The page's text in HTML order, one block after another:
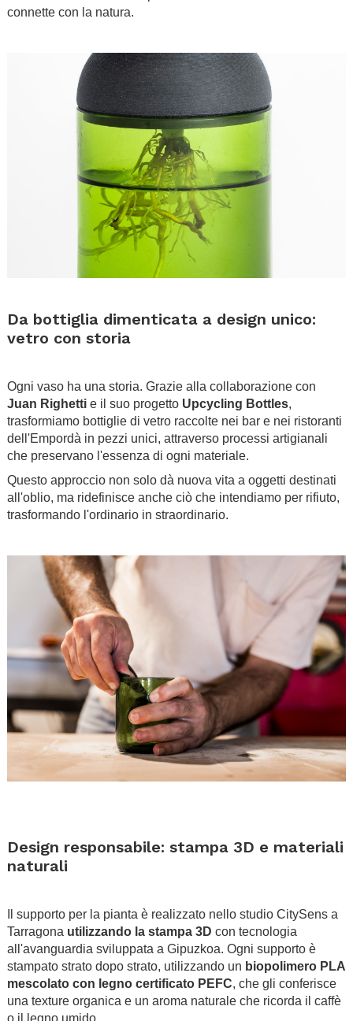
connette con la natura.
Da bottiglia dimenticata a design unico:
vetro con storia
Ogni vaso ha una storia. Grazie alla collaborazione con
Juan Righetti e il suo progetto Upcycling Bottles,
trasformiamo bottiglie di vetro raccolte nei bar e nei ristoranti
dell'Empordà in pezzi unici, attraverso processi artigianali
che preservano l'essenza di ogni materiale.
Questo approccio non solo dà nuova vita a oggetti destinati
all'oblio, ma ridefinisce anche ciò che intendiamo per rifiuto,
trasformando l'ordinario in straordinario.
Design responsabile: stampa 3D e materiali
naturali
Il supporto per la pianta è realizzato nello studio CitySens a
Tarragona utilizzando la stampa 3D con tecnologia
all'avanguardia sviluppata a Gipuzkoa. Ogni supporto è
stampato strato dopo strato, utilizzando un biopolimero PLA
mescolato con legno certificato PEFC, che gli conferisce
una texture organica e un aroma naturale che ricorda il caffè
o il legno umido.